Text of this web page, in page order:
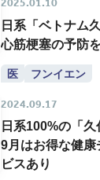
2025.01.10
日系「ベトナム
心筋梗塞の予防
医 フンイエン
2024.09.17
日系100%の「
9月はお得な健
ビスあり